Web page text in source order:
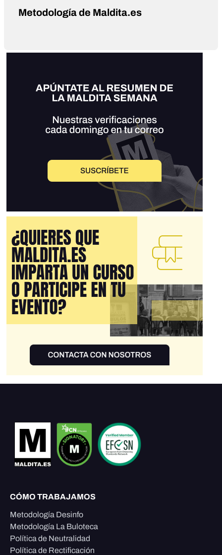
Metodología de Maldita.es
CÓMO TRABAJAMOS
Metodología Desinfo
Metodología La Buloteca
Política de Neutralidad
Política de Rectificación